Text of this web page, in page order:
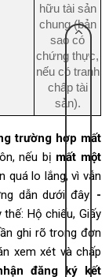
hữu tài sản
chung (bản
sao có
chứng thực,
nếu có tranh
chấp tài
sản).
trường hợp mất
nếu bị mất một
quá lo lắng, vì vẫn
dẫn dưới đây: -
Hộ chiếu, Giấy
ghi rõ trong đơn
xem xét và chấp
đăng ký kết